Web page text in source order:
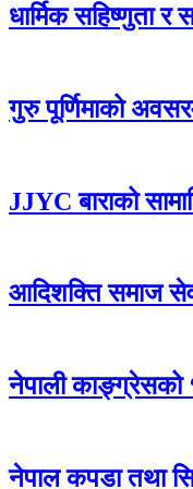
धार्मिक सहिष्णुता र
गुरु पूर्णिमाको
JJYC बाराको
आदिशक्ति समाज
नेपाली काङ्ग्रेसको
नेपाल कपडा तथा